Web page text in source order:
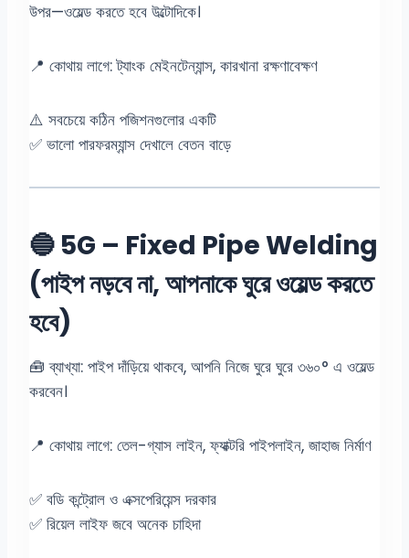
উপর—ওয়েল্ড করতে হবে উল্টোদিকে।
📍 কোথায় লাগে: ট্যাংক মেইনটেন্যান্স, কারখানা রক্ষণাবেক্ষণ
⚠️ সবচেয়ে কঠিন পজিশনগুলোর একটি
✅ ভালো পারফরম্যান্স দেখালে বেতন বাড়ে
🔵 5G – Fixed Pipe Welding
(পাইপ নড়বে না, আপনাকে ঘুরে ওয়েল্ড করতে
হবে)
🧰 ব্যাখ্যা: পাইপ দাঁড়িয়ে থাকবে, আপনি নিজে ঘুরে ঘুরে ৩৬০° এ ওয়েল্ড
করবেন।
📍 কোথায় লাগে: তেল-গ্যাস লাইন, ফ্যাক্টরি পাইপলাইন, জাহাজ নির্মাণ
✅ বডি কন্ট্রোল ও এক্সপেরিয়েন্স দরকার
✅ রিয়েল লাইফ জবে অনেক চাহিদা